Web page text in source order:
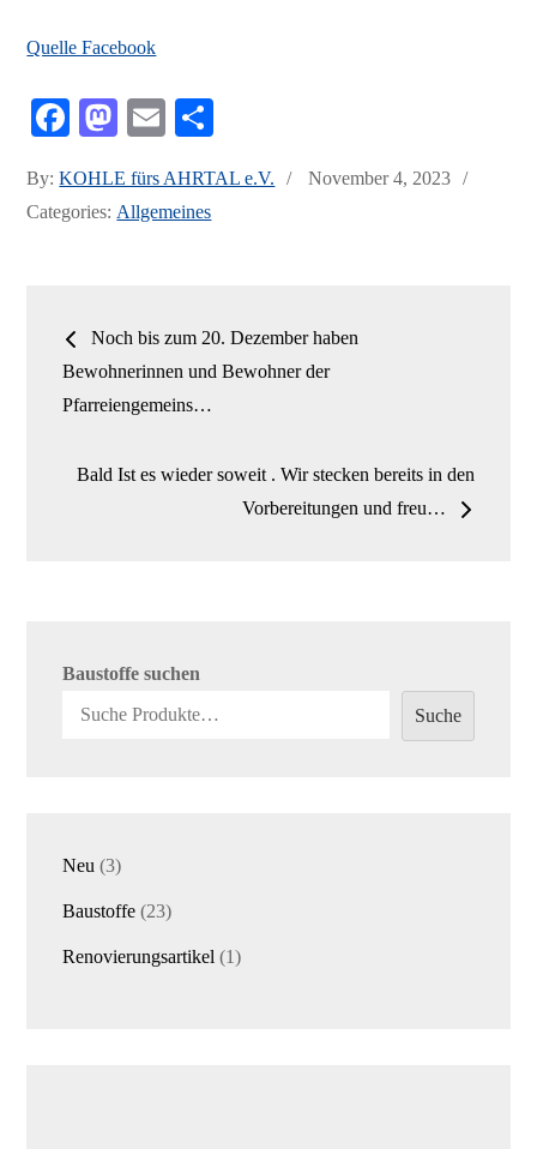
Quelle Facebook
Fa
bo
ok
M
to
do
E
ail n
By:KOHLE fürs AHRTAL e.V.
Posted
November 4, 2023
Categories: Allgemeines
Beitrags-
Navigation
Noch bis zum 20. Dezember haben
Bewohnerinnen und Bewohner der
Pfarreiengemeins…
Bald Ist es wieder soweit . Wir stecken bereits in den
Vorbereitungen und freu…
Baustoffe suchen
Suche
Neu 33
Baustoffe 2323
Renovierungsartikel 11